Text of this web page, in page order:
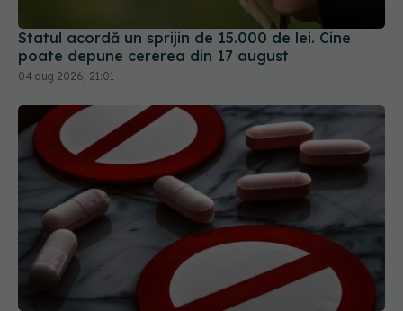
Colebil și Panzcebil, blocate temporar în farmacii.
ANMDMR explică de ce a luat măsura